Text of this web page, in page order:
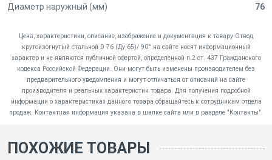
Диаметр наружный (мм) 76
Цена, характеристики, описание, изображение и документация к товару Отвод
крутоизогнутый стальной D 76 (Ду 65)/ 90° на сайте носят информационный
характер и не являются публичной офертой, определенной п.2 ст. 437 Гражданского
кодекса Российской Федерации. Они могут быть изменены производителем без
предварительного уведомления и могут отличаться от описаний на сайте
производителя и реальных характеристик товара. Для получения подробной
информации о характеристиках данного товара обращайтесь к сотрудникам отдела
продаж. Контактная информация указана в шапке сайта или в разделе "Контакты".
ПОХОЖИЕ ТОВАРЫ